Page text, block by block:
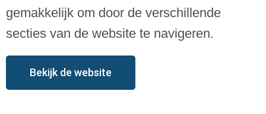
gemakkelijk om door de verschillende
secties van de website te navigeren.
Bekijk de website